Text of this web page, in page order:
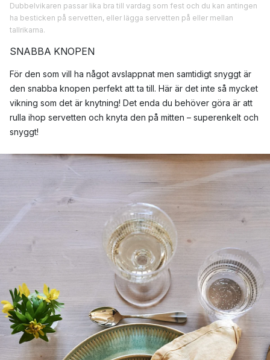
Dubbelvikaren passar lika bra till vardag som fest och du kan antingen
ha besticken på servetten, eller lägga servetten på eller mellan
tallrikarna.
SNABBA KNOPEN
För den som vill ha något avslappnat men samtidigt snyggt är
den snabba knopen perfekt att ta till. Här är det inte så mycket
vikning som det är knytning! Det enda du behöver göra är att
rulla ihop servetten och knyta den på mitten – superenkelt och
snyggt!